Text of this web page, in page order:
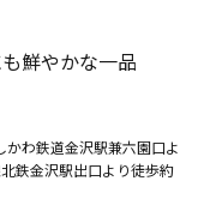
鮮やかな一品
わ鉄道金沢駅兼六園口よ
鉄金沢駅出口より徒歩約